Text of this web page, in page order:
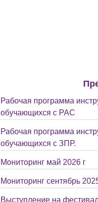
Рабочая программа
обучающихся с РАС
Рабочая программа
обучающихся с ЗПР.
Мониторинг май 2026 г
Мониторинг сентябрь
Выступление на